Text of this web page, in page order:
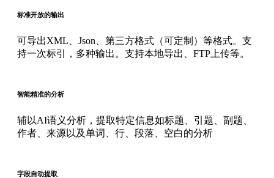
标准开放的输出
可导出XML、Json、第三方格式（可定制）等格式。支
持一次标引，多种输出。支持本地导出、FTP上传等。
智能精准的分析
辅以AI语义分析，提取特定信息如标题、引题、副题、
作者、来源以及单词、行、段落、空白的分析
字段自动提取